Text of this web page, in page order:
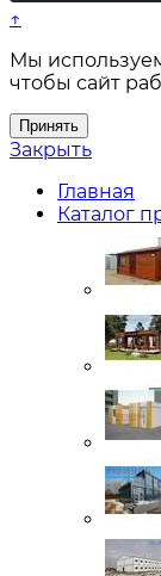
↑
Мы
чтобы сайт
Принять
Закрыть
Главная
Каталог